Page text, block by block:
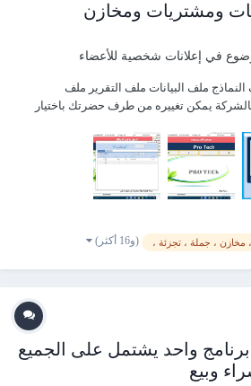
ومشتريات ومخازن
في إعلانات شخصية للأعضاء
ملف البيانات ملف التقرير ملف
يمكن تغييره من طرف حضرتك باختيار
مخازن ، جملة ، تجزئة ، (و16 أكثر)
واحد يشتمل على الجميع
وبيع